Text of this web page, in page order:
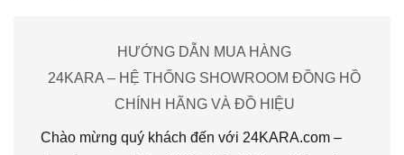
HƯỚNG DẪN MUA HÀNG
24KARA – HỆ THỐNG SHOWROOM ĐỒNG HỒ
CHÍNH HÃNG VÀ ĐỒ HIỆU
Chào mừng quý khách đến với 24KARA.com –